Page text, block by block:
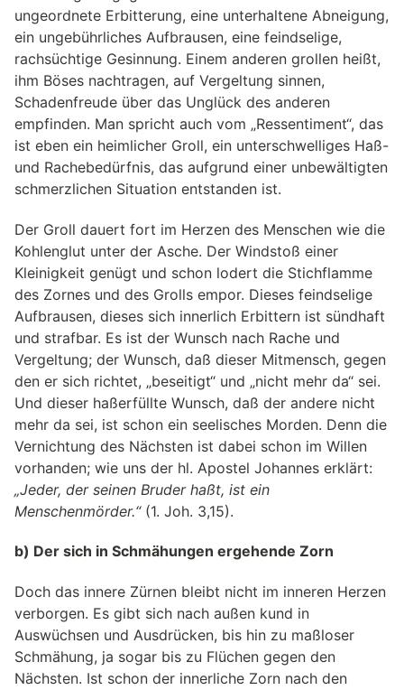
ungeordnete Erbitterung, eine unterhaltene Abneigung,
ein ungebührliches Aufbrausen, eine feindselige,
rachsüchtige Gesinnung. Einem anderen grollen heißt,
ihm Böses nachtragen, auf Vergeltung sinnen,
Schadenfreude über das Unglück des anderen
empfinden. Man spricht auch vom „Ressentiment“, das
ist eben ein heimlicher Groll, ein unterschwelliges Haß-
und Rachebedürfnis, das aufgrund einer unbewältigten
schmerzlichen Situation entstanden ist.
Der Groll dauert fort im Herzen des Menschen wie die
Kohlenglut unter der Asche. Der Windstoß einer
Kleinigkeit genügt und schon lodert die Stichflamme
des Zornes und des Grolls empor. Dieses feindselige
Aufbrausen, dieses sich innerlich Erbittern ist sündhaft
und strafbar. Es ist der Wunsch nach Rache und
Vergeltung; der Wunsch, daß dieser Mitmensch, gegen
den er sich richtet, „beseitigt“ und „nicht mehr da“ sei.
Und dieser haßerfüllte Wunsch, daß der andere nicht
mehr da sei, ist schon ein seelisches Morden. Denn die
Vernichtung des Nächsten ist dabei schon im Willen
vorhanden; wie uns der hl. Apostel Johannes erklärt:
„Jeder, der seinen Bruder haßt, ist ein
Menschenmörder.“(1. Joh. 3,15).
b) Der sich in Schmähungen ergehende Zorn
Doch das innere Zürnen bleibt nicht im inneren Herzen
verborgen. Es gibt sich nach außen kund in
Auswüchsen und Ausdrücken, bis hin zu maßloser
Schmähung, ja sogar bis zu Flüchen gegen den
Nächsten. Ist schon der innerliche Zorn nach den